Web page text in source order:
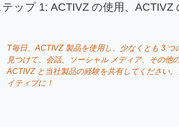
テップ 1: ACTIVZ の使用、ACTIVZ
T毎日、ACTIVZ 製品を使用し、少なくとも 3 つ
見つけて、会話、ソーシャル メディア、その他
ACTIVZ と当社製品の経験を共有してください
イティブに！